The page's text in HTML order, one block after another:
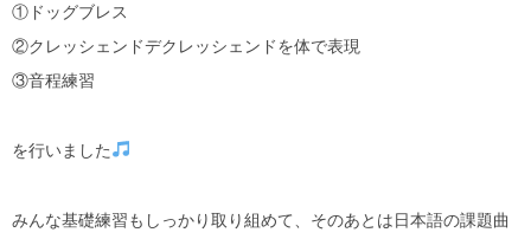
①ドッグブレス
②クレッシェンドデクレッシェンドを体で表現
③音程練習
を行いました
みんな基礎練習もしっかり取り組めて、そのあとは日本語の課題曲